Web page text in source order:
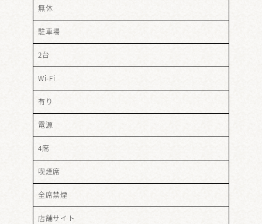
無休
駐車場
2台
Wi-Fi
有り
電源
4席
喫煙席
全席禁煙
店舗サイト